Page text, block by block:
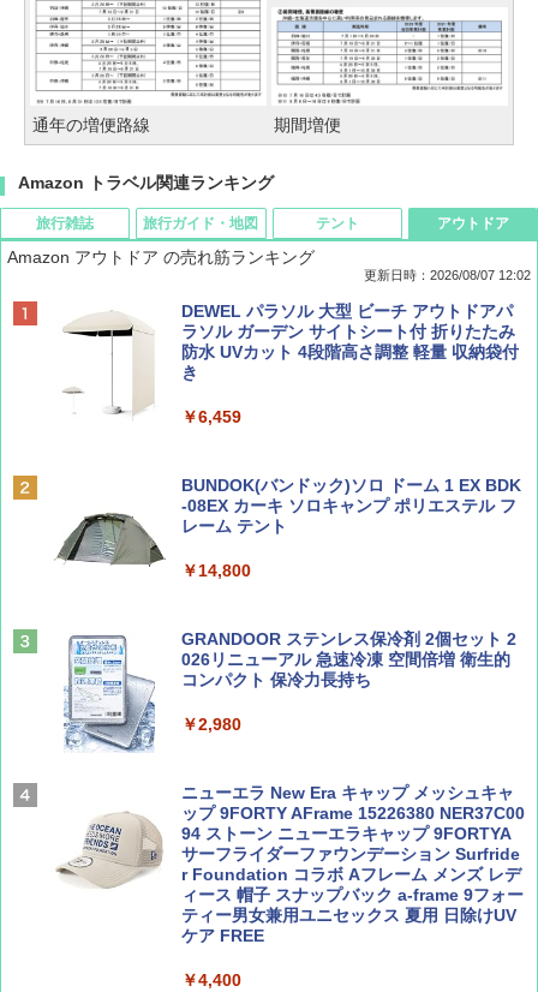
通年の増便路線 期間増便
Amazon トラベル関連ランキング
旅行雑誌
ディズニーファン ２０２６年 ９月号 [雑
誌] (ＤＩＳＮＥＹ ＦＡＮ)
￥713
SOTO ミニマル"旅"財布 ランダム2種】
￥1,500
￥1,540
￥1,540
AIRLINE（エアライン）2026年9月号【特
集】ボーイング110周年を祝して！
￥1,760
旅行ガイド・地図
D40 地球の歩き方 チェンマイ タイ北部の魅
力的な町 2026～2027 地球の歩き方D アジア
￥2,079
球の歩き方A ヨーロッパ
￥2,479
￥2,695
ァキア 2026～2027 地球の歩き方A ヨーロッ
パ
￥2,277
新しい日本地理 地図・統計・移動から読み
解く (講談社現代新書)
￥1,540
テント
[キャンパーズコレクション 山善] ポップアッ
プテント 傘みたいに広げて畳める パッとサ
ッとサンシェード キューブ フルクローズ メ
ッシュ 簡単設置 ワンタッチテント キャンプ
PYKES PEAK (パイクスピーク) 着替えテン
ト プライバシー テント 【中が透けない】 1
ーチ ピクニック ポップアップテント 携帯 簡
￥4,980
テント ワンタッチ RENEW 幅200 2-3人用 43
￥5,999
[キャンパーズコレクション 山善] 傘みたいに
広げるだけ パッとサッとテント ブラックコ
ーティング フルクローズ メッシュ 3-4人用
簡単設置 ポップアップテント エクルベージ
ュ(BC仕様) PATC-150B(EB)
￥9,990
アウトドア
Amazon アウトドア の売れ筋ランキング
更新日時：2026/08/07 12:02
DEWEL パラソル 大型 ビーチ アウトドアパ
ラソル ガーデン サイトシート付 折りたたみ
防水 UVカット 4段階高さ調整 軽量 収納袋付
き
￥6,459
BUNDOK(バンドック)ソロ ドーム 1 EX BDK
-08EX カーキ ソロキャンプ ポリエステル フ
レーム テント
￥14,800
GRANDOOR ステンレス保冷剤 2個セット 2
026リニューアル 急速冷凍 空間倍増 衛生的
コンパクト 保冷力長持ち
￥2,980
ニューエラ New Era キャップ メッシュキャ
ップ 9FORTY AFrame 15226380 NER37C00
94 ストーン ニューエラキャップ 9FORTYA
サーフライダーファウンデーション Surfride
r Foundation コラボ Aフレーム メンズ レデ
ィース 帽子 スナップバック a-frame 9フォー
ティー男女兼用ユニセックス 夏用 日除けUV
ケア FREE
￥4,400